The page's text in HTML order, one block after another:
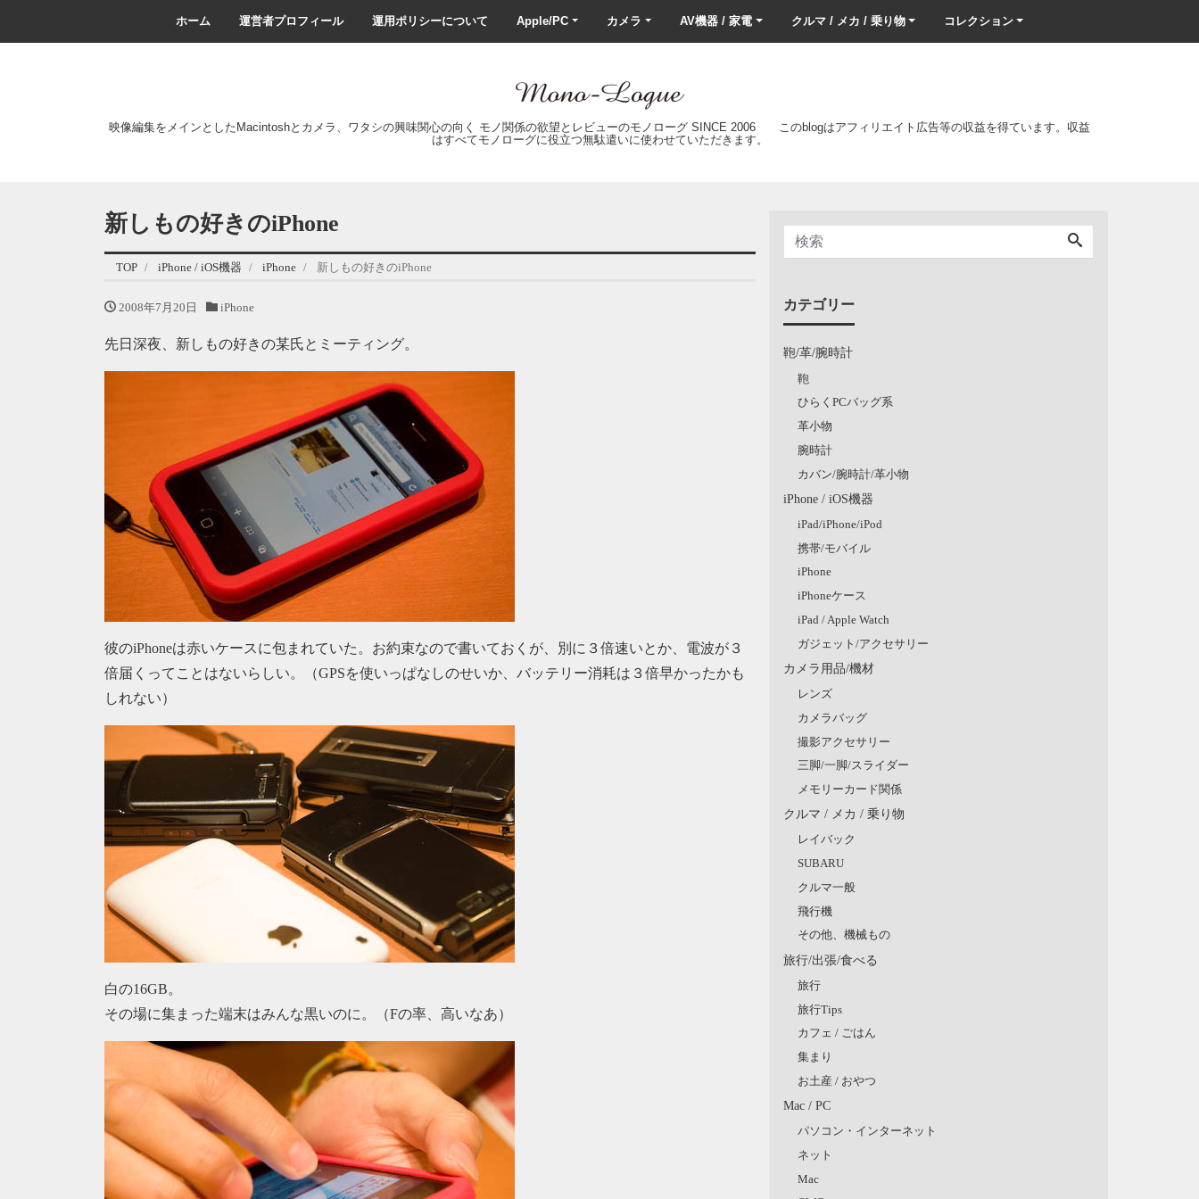
ホーム 運営者プロフィール 運用ポリシーについて Apple/PC カメラ AV機器 / 家電 クルマ / メカ / 乗り物 コレクション
映像編集をメインとしたMacintoshとカメラ、ワタシの興味関心の向く モノ関係の欲望とレビューのモノローグ SINCE 2006 このblogはアフィリエイト広告等の収益を得ています。収益
はすべてモノローグに役立つ無駄遣いに使わせていただきます。
新しもの好きのiPhone
TOP iPhone / iOS機器 iPhone 新しもの好きのiPhone
2008年7月20日 iPhone
先日深夜、新しもの好きの某氏とミーティング。
彼のiPhoneは赤いケースに包まれていた。お約束なので書いておくが、別に３倍速いとか、電波が３
倍届くってことはないらしい。（GPSを使いっぱなしのせいか、バッテリー消耗は３倍早かったかも
しれない）
白の16GB。
その場に集まった端末はみんな黒いのに。（Fの率、高いなあ）
カテゴリー
鞄/革/腕時計
鞄
ひらくPCバッグ系
革小物
腕時計
カバン/腕時計/革小物
iPhone / iOS機器
iPad/iPhone/iPod
携帯/モバイル
iPhone
iPhoneケース
iPad / Apple Watch
ガジェット/アクセサリー
カメラ用品/機材
レンズ
カメラバッグ
撮影アクセサリー
三脚/一脚/スライダー
メモリーカード関係
クルマ / メカ / 乗り物
レイバック
SUBARU
クルマ一般
飛行機
その他、機械もの
旅行/出張/食べる
旅行
旅行Tips
カフェ / ごはん
集まり
お土産 / おやつ
Mac / PC
パソコン・インターネット
ネット
Mac